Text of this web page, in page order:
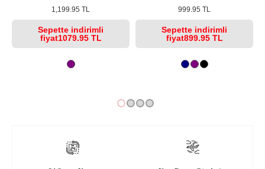
1,199.95 TL
Sepette indirimli
fiyat1079.95 TL
999.95 TL
Sepette indirimli
fiyat899.95 TL